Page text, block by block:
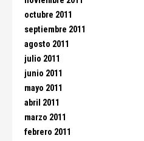
octubre 2011
septiembre 2011
agosto 2011
julio 2011
junio 2011
mayo 2011
abril 2011
marzo 2011
febrero 2011